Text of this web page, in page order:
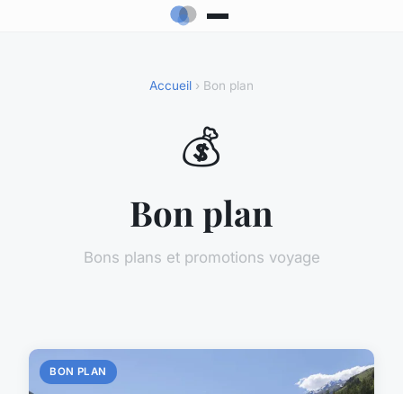
Accueil › Bon plan
💰
Bon plan
Bons plans et promotions voyage
BON PLAN